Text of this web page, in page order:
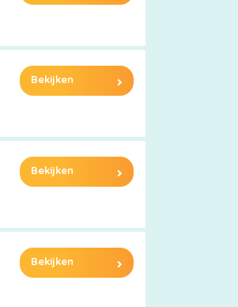
Bekijken
Bekijken
Bekijken